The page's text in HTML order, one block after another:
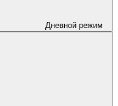
Дневной режим